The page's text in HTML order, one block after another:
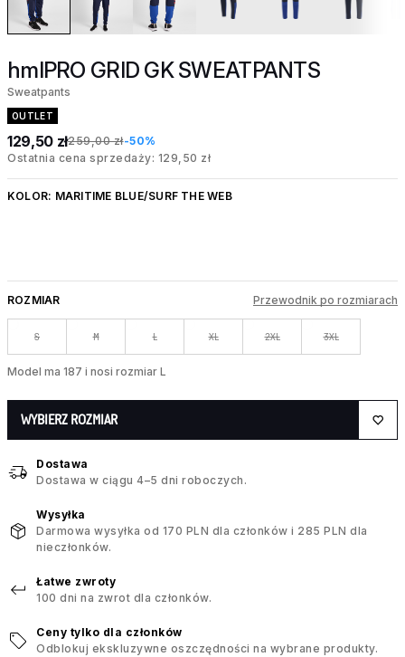
hmlPRO GRID GK SWEATPANTS
Sweatpants
OUTLET
129,50 zł259,00 zł-50%
Ostatnia cena sprzedaży: 129,50 zł
KOLOR: MARITIME BLUE/SURF THE WEB
ROZMIAR Przewodnik po rozmiarach
S M L XL 2XL 3XL
Model ma 187 i nosi rozmiar L
WYBIERZ ROZMIAR
Dostawa
Dostawa w ciągu 4–5 dni roboczych.
Wysyłka
Darmowa wysyłka od 170 PLN dla członków i 285 PLN dla
nieczłonków.
Łatwe zwroty
100 dni na zwrot dla członków.
Ceny tylko dla członków
Odblokuj ekskluzywne oszczędności na wybrane produkty.